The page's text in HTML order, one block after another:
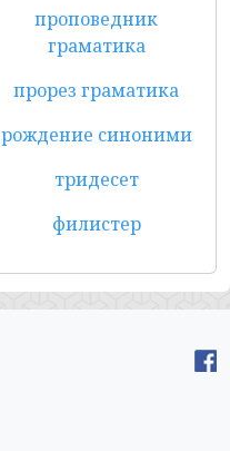
проповедник
граматика
прорез граматика
рождение синоними
тридесет
филистер